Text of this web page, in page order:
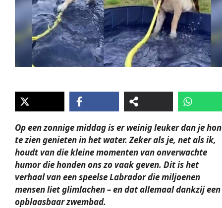
Op een zonnige middag is er weinig leuker dan je
te zien genieten in het water. Zeker als je, net als ik,
houdt van die kleine momenten van onverwachte
humor die honden ons zo vaak geven. Dit is het
verhaal van een speelse Labrador die miljoenen
mensen liet glimlachen – en dat allemaal dankzij een
opblaasbaar zwembad.